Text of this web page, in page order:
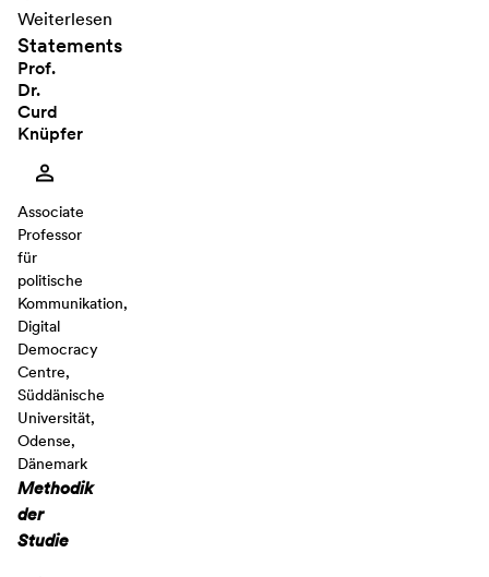
Weiterlesen
Statements
Prof.
Dr.
Curd
Knüpfer
Associate
Professor
für
politische
Kommunikation,
Digital
Democracy
Centre,
Süddänische
Universität,
Odense,
Dänemark
Methodik
der
Studie